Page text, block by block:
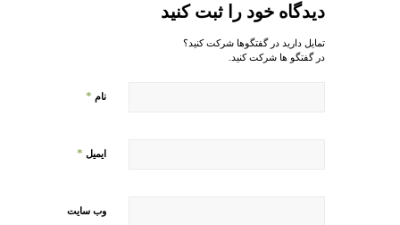
دیدگاه خود را ثبت کنید
تمایل دارید در گفتگوها شرکت کنید؟
در گفتگو ها شرکت کنید.
نام *
ایمیل *
وب‌ سایت